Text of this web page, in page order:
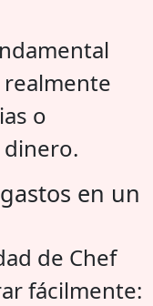
o
en un
de Chef
fácilmente: